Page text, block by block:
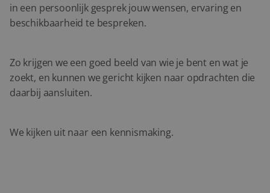
in een persoonlijk gesprek jouw wensen, ervaring en
beschikbaarheid te bespreken.
Zo krijgen we een goed beeld van wie je bent en wat je
zoekt, en kunnen we gericht kijken naar opdrachten die
daarbij aansluiten.
We kijken uit naar een kennismaking.